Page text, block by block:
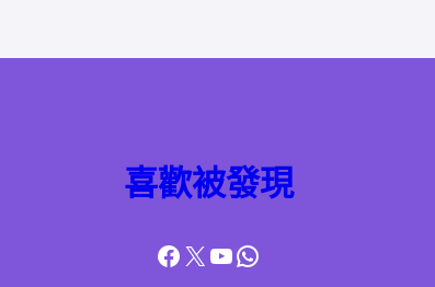
喜歡被發現
Facebook
X YouTube
WhatsApp